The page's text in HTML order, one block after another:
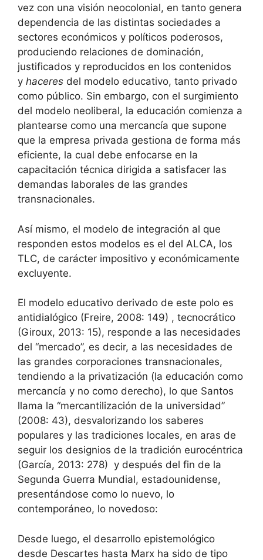
vez con una visión neocolonial, en tanto genera
dependencia de las distintas sociedades a
sectores económicos y políticos poderosos,
produciendo relaciones de dominación,
justificados y reproducidos en los contenidos
y haceres del modelo educativo, tanto privado
como público. Sin embargo, con el surgimiento
del modelo neoliberal, la educación comienza a
plantearse como una mercancía que supone
que la empresa privada gestiona de forma más
eficiente, la cual debe enfocarse en la
capacitación técnica dirigida a satisfacer las
demandas laborales de las grandes
transnacionales.
Así mismo, el modelo de integración al que
responden estos modelos es el del ALCA, los
TLC, de carácter impositivo y económicamente
excluyente.
El modelo educativo derivado de este polo es
antidialógico (Freire, 2008: 149) , tecnocrático
(Giroux, 2013: 15), responde a las necesidades
del “mercado”, es decir, a las necesidades de
las grandes corporaciones transnacionales,
tendiendo a la privatización (la educación como
mercancía y no como derecho), lo que Santos
llama la “mercantilización de la universidad”
(2008: 43), desvalorizando los saberes
populares y las tradiciones locales, en aras de
seguir los designios de la tradición eurocéntrica
(García, 2013: 278) y después del fin de la
Segunda Guerra Mundial, estadounidense,
presentándose como lo nuevo, lo
contemporáneo, lo novedoso:
Desde luego, el desarrollo epistemológico
desde Descartes hasta Marx ha sido de tipo